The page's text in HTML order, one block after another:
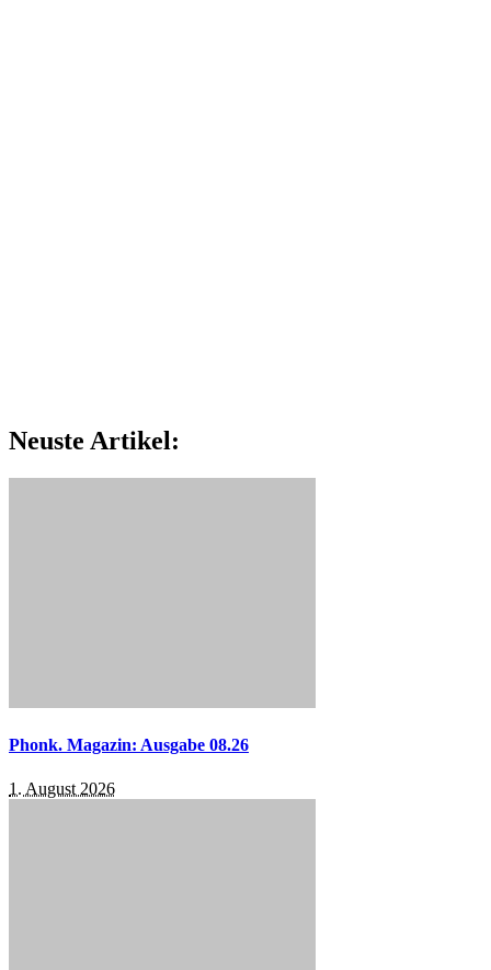
Neuste Artikel:
Phonk. Magazin: Ausgabe 08.26
1. August 2026